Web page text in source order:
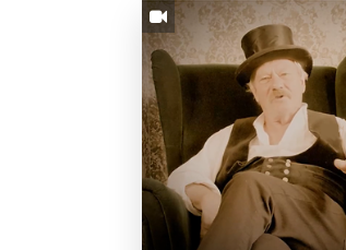
Inflation
und
Deflation